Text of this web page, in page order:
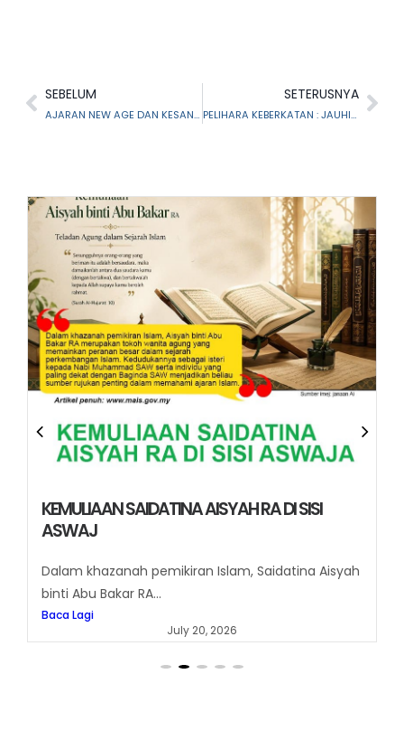
SEBELUM
AJARAN NEW AGE DAN KESANNYA DI MALAYSIA
SETERUSNYA
PELIHARA KEBERKATAN : JAUHI HARTA TIDAK PATUH SYARIAH
HASUTAN SYAITAN DAN HASUTAN NAFSU VS
PERISAI IMAN
Sumber imej: janaan Ai Apa perbezaan hasutan
nafsu dan syaitan?...
Baca Lagi
June 26, 2026